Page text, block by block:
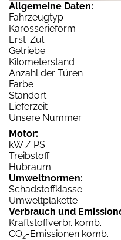
Allgemeine Daten:
Fahrzeugtyp
Karosserieform
Erst-Zul.
Getriebe
Kilometerstand
Anzahl der Türen
Farbe
Standort
Lieferzeit
Unsere Nummer
Motor:
kW / PS
Treibstoff
Hubraum
Umweltnormen:
Schadstoffklasse
Umweltplakette
Verbrauch und
Kraftstoffverbr. komb.
CO2-Emissionen komb.